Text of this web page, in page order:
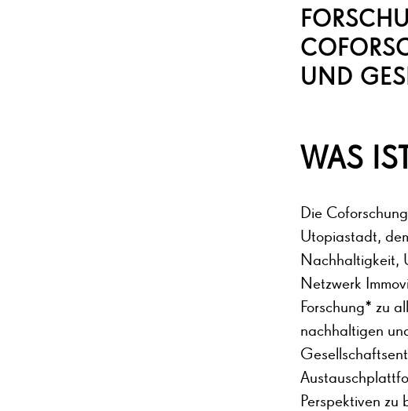
UND
WAS
Die
Utopiastadt,
Nachhaltigkeit,
Netzwerk
Forschung* zu
nachhaltigen
Perspektiven